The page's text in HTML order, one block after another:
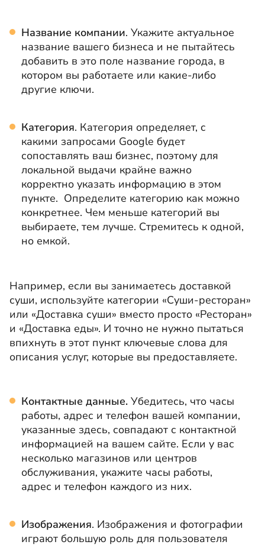
Название компании. Укажите актуальное
название вашего бизнеса и не пытайтесь
добавить в это поле название города, в
котором вы работаете или какие-либо
другие ключи.
Категория. Категория определяет, с
какими запросами Google будет
сопоставлять ваш бизнес, поэтому для
локальной выдачи крайне важно
корректно указать информацию в этом
пункте. Определите категорию как можно
конкретнее. Чем меньше категорий вы
выбираете, тем лучше. Стремитесь к одной,
но емкой.
Например, если вы занимаетесь доставкой
суши, используйте категории «Суши-ресторан»
или «Доставка суши» вместо просто «Ресторан»
и «Доставка еды». И точно не нужно пытаться
впихнуть в этот пункт ключевые слова для
описания услуг, которые вы предоставляете.
Контактные данные. Убедитесь, что часы
работы, адрес и телефон вашей компании,
указанные здесь, совпадают с контактной
информацией на вашем сайте. Если у вас
несколько магазинов или центров
обслуживания, укажите часы работы,
адрес и телефон каждого из них.
Изображения. Изображения и фотографии
играют большую роль для пользователя